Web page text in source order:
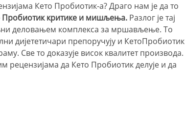
Кето Пробиотик-а? Драго нам је да то
Пробиотик критике и мишљења. Разлог је тај
деловањем комплекса за мршављење. То
дијететичари препоручују и КетоПробиотик
Све то доказује висок квалитет производа.
рецензијама да Кето Пробиотик делује и да